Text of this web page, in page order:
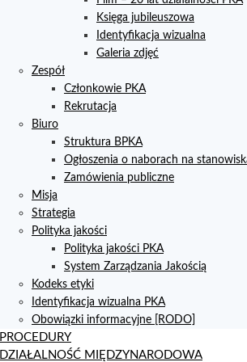
Księga jubileuszowa
Identyfikacja wizualna
Galeria zdjęć
Zespół
Członkowie PKA
Rekrutacja
Biuro
Struktura BPKA
Ogłoszenia o naborach na
Zamówienia publiczne
Misja
Strategia
Polityka jakości
Polityka jakości PKA
System Zarządzania Jakością
Kodeks etyki
Identyfikacja wizualna PKA
Obowiązki informacyjne [RODO]
PROCEDURY
DZIAŁALNOŚĆ MIĘDZYNARODOWA